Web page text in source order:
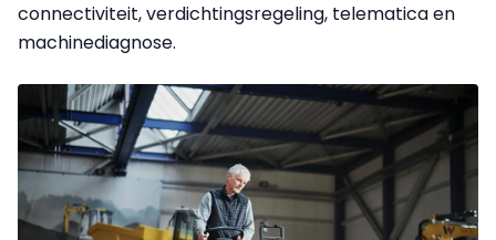
connectiviteit, verdichtingsregeling, telematica en
machinediagnose.